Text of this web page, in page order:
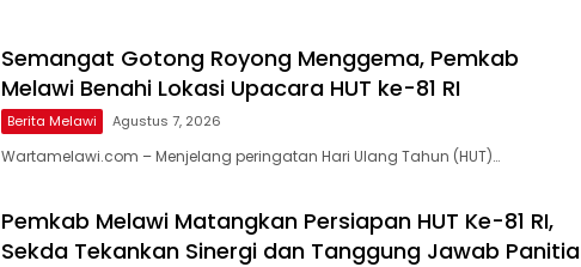
Semangat Gotong Royong Menggema, Pemkab
Melawi Benahi Lokasi Upacara HUT ke-81 RI
Berita Melawi Agustus 7, 2026
Wartamelawi.com – Menjelang peringatan Hari Ulang Tahun (HUT)…
Pemkab Melawi Matangkan Persiapan HUT Ke-81 RI,
Sekda Tekankan Sinergi dan Tanggung Jawab Panitia